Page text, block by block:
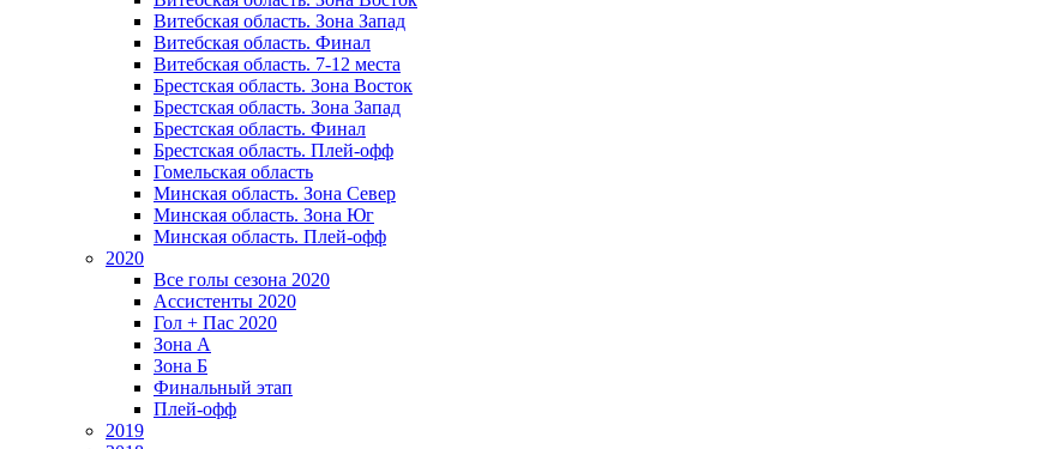
Витебская область. Зона Запад
Витебская область. Финал
Витебская область. 7-12 места
Брестская область. Зона Восток
Брестская область. Зона Запад
Брестская область. Финал
Брестская область. Плей-офф
Гомельская область
Минская область. Зона Север
Минская область. Зона Юг
Минская область. Плей-офф
2020
Все голы сезона 2020
Ассистенты 2020
Гол + Пас 2020
Зона А
Зона Б
Финальный этап
Плей-офф
2019